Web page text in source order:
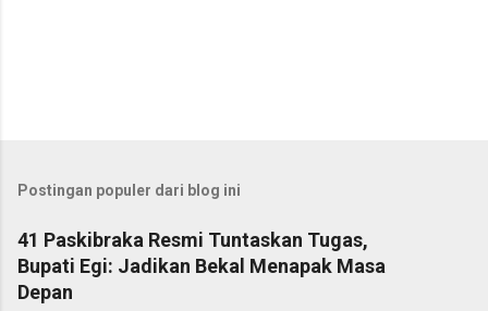
Postingan populer dari blog ini
41 Paskibraka Resmi Tuntaskan Tugas,
Bupati Egi: Jadikan Bekal Menapak Masa
Depan